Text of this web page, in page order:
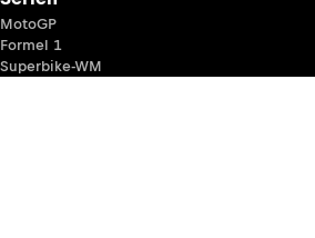
MotoGP
Formel 1
Superbike-WM